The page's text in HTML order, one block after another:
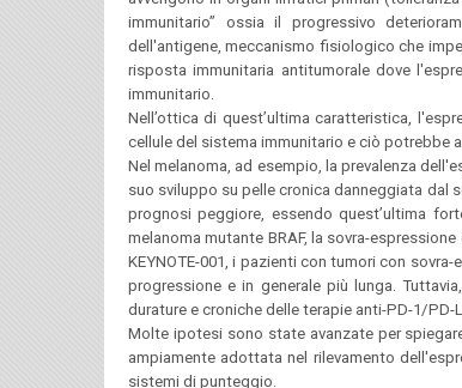
immunitario” ossia il progressivo
dell'antigene, meccanismo fisiologico che
risposta immunitaria antitumorale dove
immunitario.
Nell’ottica di quest’ultima caratteristica,
cellule del sistema immunitario e ciò potrebbe
Nel melanoma, ad esempio, la prevalenza
suo sviluppo su pelle cronica danneggiata dal
prognosi peggiore, essendo quest’ultima
melanoma mutante BRAF, la sovra-
KEYNOTE-001, i pazienti con tumori con
progressione e in generale più lunga.
durature e croniche delle terapie anti-PD-1/
Molte ipotesi sono state avanzate per
ampiamente adottata nel rilevamento
sistemi di punteggio.